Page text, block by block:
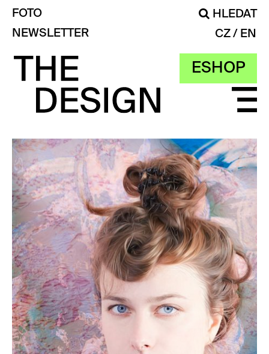
ESHOP
FOTO
HLEDAT
NEWSLETTER
CZ EN